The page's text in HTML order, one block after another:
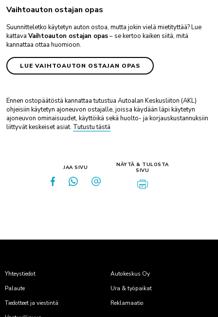
Vaihtoauton ostajan opas
Suunnitteletko käytetyn auton ostoa, mutta jokin vielä mietityttää? Lue
kattava Vaihtoauton ostajan opas– se kertoo kaiken siitä, mitä
kannattaa ottaa huomioon.
LUE VAIHTOAUTON OSTAJAN OPAS
Ennen ostopäätöstä kannattaa tutustua Autoalan Keskusliiton (AKL)
ohjeisiin käytetyn ajoneuvon ostajalle, joissa käydään läpi käytetyn
ajoneuvon ominaisuudet, käyttöikä sekä huolto- ja korjauskustannuksiin
liittyvät keskeiset asiat. Tutustu tästä
JAA SIVU
NÄYTÄ & TULOSTA
SIVU
Yhteystiedot
Autokeskus Oy
Palaute
Ura & työpaikat
Tiedotteet ja viestintä
Reklamaatio